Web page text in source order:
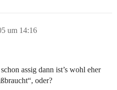
um 14:16
assig dann ist’s wohl eher
oder?